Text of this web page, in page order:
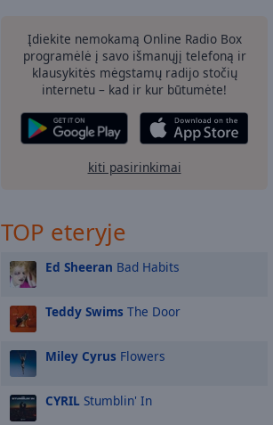
Įdiekite nemokamą Online Radio Box
programėlė į savo išmanųjį telefoną ir
klausykitės mėgstamų radijo stočių
internetu – kad ir kur būtumėte!
kiti pasirinkimai
TOP eteryje
Ed Sheeran Bad Habits
Teddy Swims The Door
Miley Cyrus Flowers
CYRIL Stumblin' In